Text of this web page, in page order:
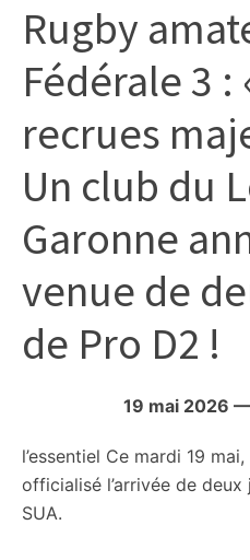
politique,
météo,
faits
et
citoyennes
Rugby
Fédérale 3 :
recrues
Un club du
Garonne
venue de
de Pro D2 !
19 mai 2026 —
l’essentiel Ce mardi 19
officialisé l’arrivée de
SUA.